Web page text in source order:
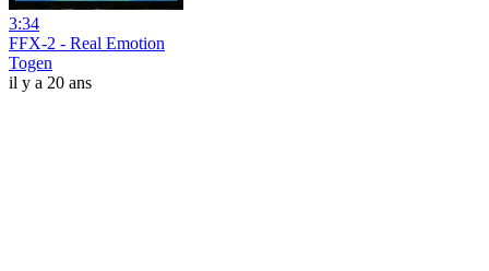
3:34
FFX-2 - Real Emotion
Togen
il y a 20 ans